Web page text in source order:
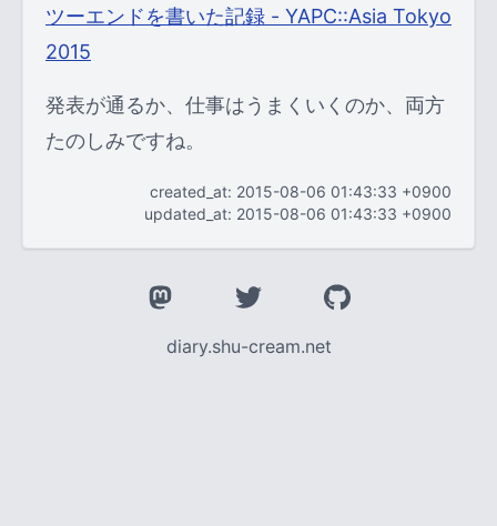
ツーエンドを書いた記録 - YAPC::Asia Tokyo
2015
発表が通るか、仕事はうまくいくのか、両方
たのしみですね。
created_at: 2015-08-06 01:43:33 +0900
updated_at: 2015-08-06 01:43:33 +0900
diary.shu-cream.net